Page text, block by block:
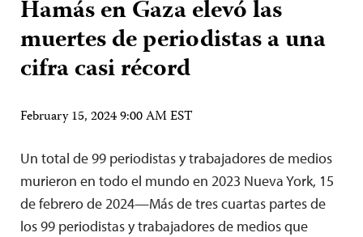
Hamás en Gaza elevó las
muertes de periodistas a una
cifra casi récord
February 15, 2024 9:00 AM EST
Un total de 99 periodistas y trabajadores de medios
murieron en todo el mundo en 2023 Nueva York, 15
de febrero de 2024—Más de tres cuartas partes de
los 99 periodistas y trabajadores de medios que